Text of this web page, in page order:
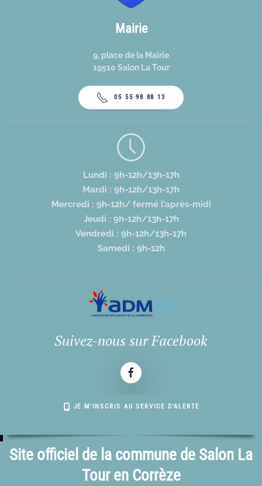
Mairie
9, place de la Mairie
19510 Salon La Tour
05 55 98 88 13
Lundi : 9h-12h/13h-17h
Mardi : 9h-12h/13h-17h
Mercredi : 9h-12h/ fermé l’après-midi
Jeudi : 9h-12h/13h-17h
Vendredi : 9h-12h/13h-17h
Samedi : 9h-12h
Suivez-nous sur Facebook
JE M'INSCRIS AU SERVICE D'ALERTE
Site officiel de la commune de Salon La
Tour en Corrèze